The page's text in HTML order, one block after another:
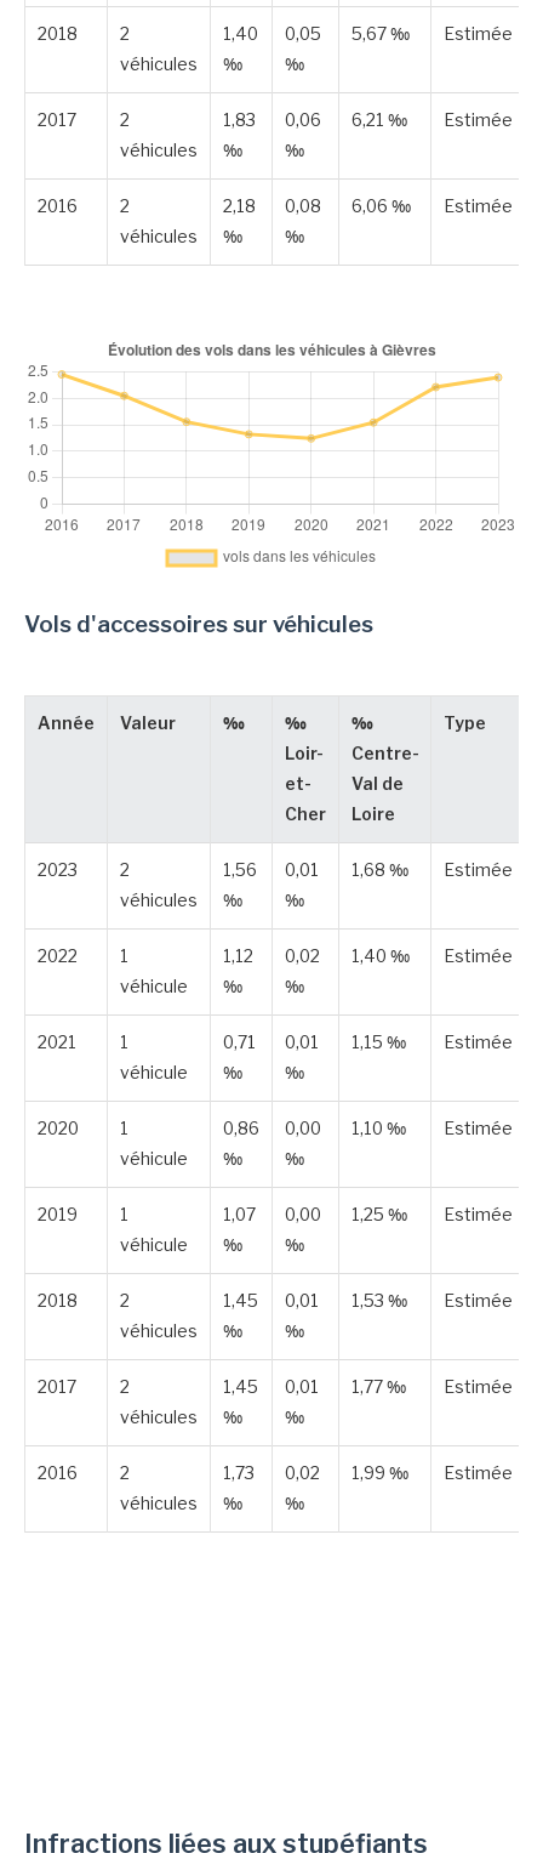
2018
2
véhicules
1,40
‰
0,05
‰
5,67 ‰ Estimée
2017
2
véhicules
1,83
‰
0,06
‰
6,21 ‰ Estimée
2016
2
véhicules
2,18
‰
0,08
‰
6,06 ‰ Estimée
Vols d'accessoires sur véhicules
Année Valeur ‰
‰
Loir-
et-
Cher
‰
Centre-
Val de
Loire
Type
2023
2
véhicules
1,56
‰
0,01
‰
1,68 ‰ Estimée
2022
1
véhicule
1,12
‰
0,02
‰
1,40 ‰ Estimée
2021
1
véhicule
0,71
‰
0,01
‰
1,15 ‰ Estimée
2020
1
véhicule
0,86
‰
0,00
‰
1,10 ‰ Estimée
2019
1
véhicule
1,07
‰
0,00
‰
1,25 ‰ Estimée
2018
2
véhicules
1,45
‰
0,01
‰
1,53 ‰ Estimée
2017
2
véhicules
1,45
‰
0,01
‰
1,77 ‰ Estimée
2016
2
véhicules
1,73
‰
0,02
‰
1,99 ‰ Estimée
Infractions liées aux stupéfiants